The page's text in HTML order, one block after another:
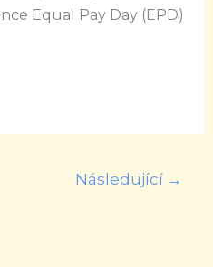
Equal Pay Day (EPD)
Následující →